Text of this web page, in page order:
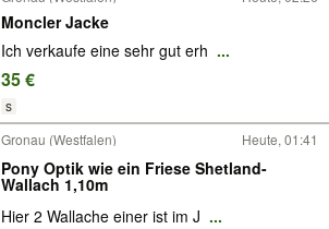
Moncler Jacke
Ich verkaufe eine sehr gut erh ...
35 €
s
Gronau (Westfalen) Heute, 01:41
Pony Optik wie ein Friese Shetland-
Wallach 1,10m
Hier 2 Wallache einer ist im J ...